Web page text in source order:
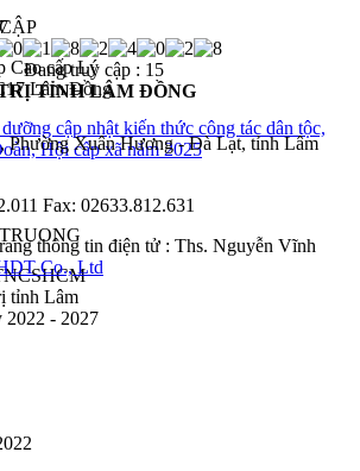
cập nhật kiến thức công tác dân tộc,
Hội cấp xã năm 2025
Cao cấp Lý
Lâm Đồng
tỉnh Lâm
- 2027
Đang truy cập : 15
TỈNH LÂM ĐỒNG
Phường Xuân Hương - Đà Lạt, tỉnh Lâm
Fax: 02633.812.631
thông tin điện tử : Ths. Nguyễn Vĩnh
Co., Ltd